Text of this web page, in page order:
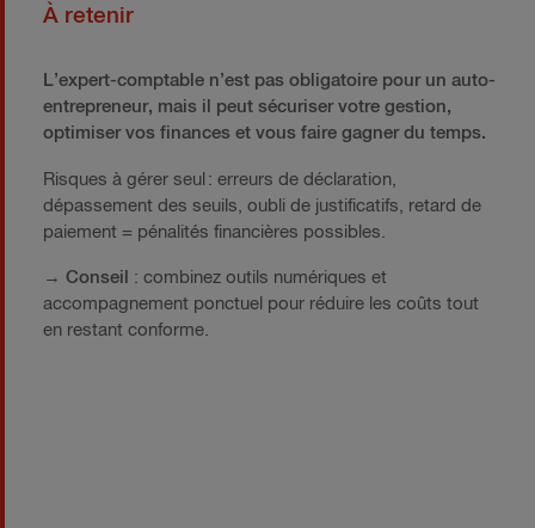
À retenir
L’expert-comptable n’est pas obligatoire pour un auto-
entrepreneur, mais il peut sécuriser votre gestion,
optimiser vos finances et vous faire gagner du temps.
Risques à gérer seul : erreurs de déclaration,
dépassement des seuils, oubli de justificatifs, retard de
paiement = pénalités financières possibles.
→ Conseil
: combinez outils numériques et
accompagnement ponctuel pour réduire les coûts tout
en restant conforme.